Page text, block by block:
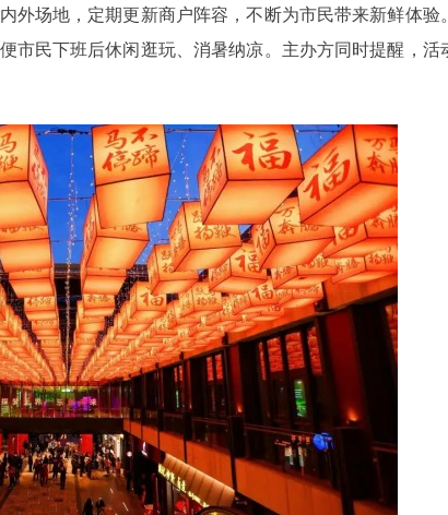
场地，定期更新商户阵容，不断为市民带来新鲜体验
市民下班后休闲逛玩、消暑纳凉。主办方同时提醒，活